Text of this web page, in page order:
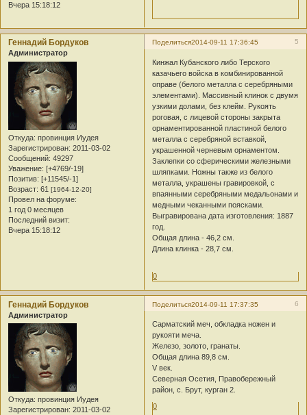
Вчера 15:18:12
Поделиться 5
2014-09-11 17:36:45
Геннадий Бордуков
Администратор
Откуда: провинция Иудея
Зарегистрирован: 2011-03-02
Сообщений: 49297
Уважение: [+4769/-19]
Позитив: [+11545/-1]
Возраст: 61 [1964-12-20]
Провел на форуме:
1 год 0 месяцев
Последний визит:
Вчера 15:18:12
Кинжал Кубанского либо Терского
казачьего войска в комбинированной
оправе (белого металла с серебряными
элементами). Массивный клинок с двумя
узкими долами, без клейм. Рукоять
роговая, с лицевой стороны закрыта
орнаментированной пластиной белого
металла с серебряной вставкой,
украшенной черневым орнаментом.
Заклепки со сферическими железными
шляпками. Ножны также из белого
металла, украшены гравировкой, с
впаянными серебряными медальонами и
медными чеканными поясками.
Выгравирована дата изготовления: 1887
год.
Общая длина - 46,2 см.
Длина клинка - 28,7 см.
0
Поделиться 6
2014-09-11 17:37:35
Геннадий Бордуков
Администратор
Откуда: провинция Иудея
Зарегистрирован: 2011-03-02
Сарматский меч, обкладка ножен и
рукояти меча.
Железо, золото, гранаты.
Общая длина 89,8 см.
V век.
Северная Осетия, Правобережный
район, с. Брут, курган 2.
0